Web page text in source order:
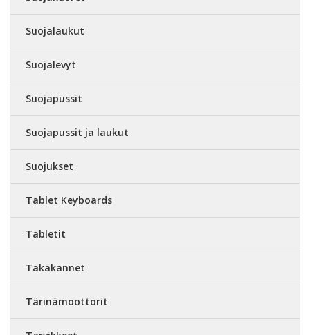
Suojalaukut
Suojalevyt
Suojapussit
Suojapussit ja laukut
Suojukset
Tablet Keyboards
Tabletit
Takakannet
Tärinämoottorit